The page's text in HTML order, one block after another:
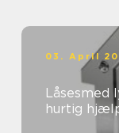
03. April
Låsesmed lyngby
hurtig